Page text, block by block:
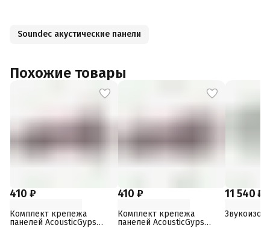
Soundec акустические панели
Похожие товары
410 ₽
Комплект крепежа
панелей AcousticGyps
410 ₽
Комплект крепежа
панелей AcousticGyps
11 540 ₽
Звукоизол